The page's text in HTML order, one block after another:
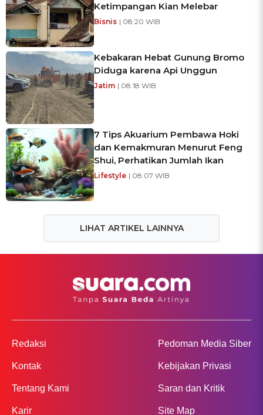
Ketimpangan Kian Melebar
Bisnis | 08:20 WIB
Kebakaran Hebat Gunung Bromo
Diduga karena Api Unggun
Jatim | 08:18 WIB
7 Tips Akuarium Pembawa Hoki
dan Kemakmuran Menurut Feng
Shui, Perhatikan Jumlah Ikan
Lifestyle | 08:07 WIB
LIHAT ARTIKEL LAINNYA
Redaksi
Kontak
Tentang Kami
Karir
Pedoman Media Siber
Kebijakan Privasi
Saran dan Kritik
Site Map